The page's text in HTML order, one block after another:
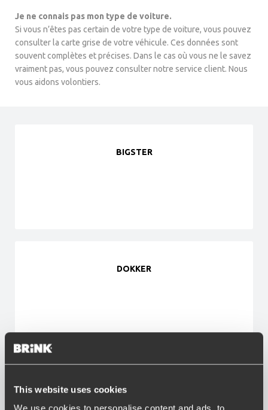
This website uses cookies
Je ne connais pas mon type de voiture.
Si vous n’êtes pas certain de votre type de voiture, vous pouvez
consulter la carte grise de votre véhicule. Ces données sont
souvent complètes et précises. Dans le cas où vous ne le savez
vraiment pas, vous pouvez consulter notre service client. Nous
vous aidons volontiers.
BIGSTER
DOKKER